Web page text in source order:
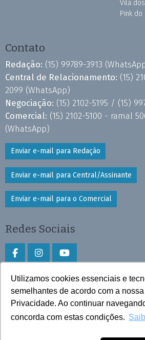
Utilizamos cookies essenciais e
semelhantes de acordo com a
Privacidade. Ao continuar
concorda com estas condições.
Vila
Pink do
Contato
Redação: (15) 99789-3913
Central de Relacionamento: (15)
2099 (WhatsApp)
Negociação: (15) 2102-5195 / (15)
Comercial: (15) 2102-5100 - ramal
(WhatsApp)
Enviar e-mail para Redação
Enviar e-mail para Central/Assinante
Enviar e-mail para o Comercial
Redes Sociais
Faça download do aplicativo
Play Store e App Store